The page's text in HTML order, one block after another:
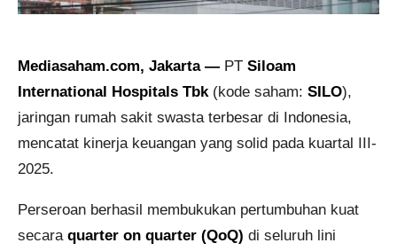
Mediasaham.com, Jakarta — PT Siloam
International Hospitals Tbk (kode saham: SILO),
jaringan rumah sakit swasta terbesar di Indonesia,
mencatat kinerja keuangan yang solid pada kuartal III-
2025.
Perseroan berhasil membukukan pertumbuhan kuat
secara quarter on quarter (QoQ) di seluruh lini